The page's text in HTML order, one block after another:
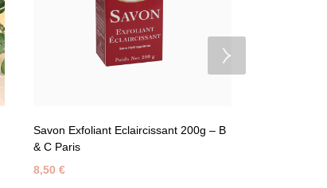
Savon Exfoliant Eclaircissant 200g – B
& C Paris
8,50 €